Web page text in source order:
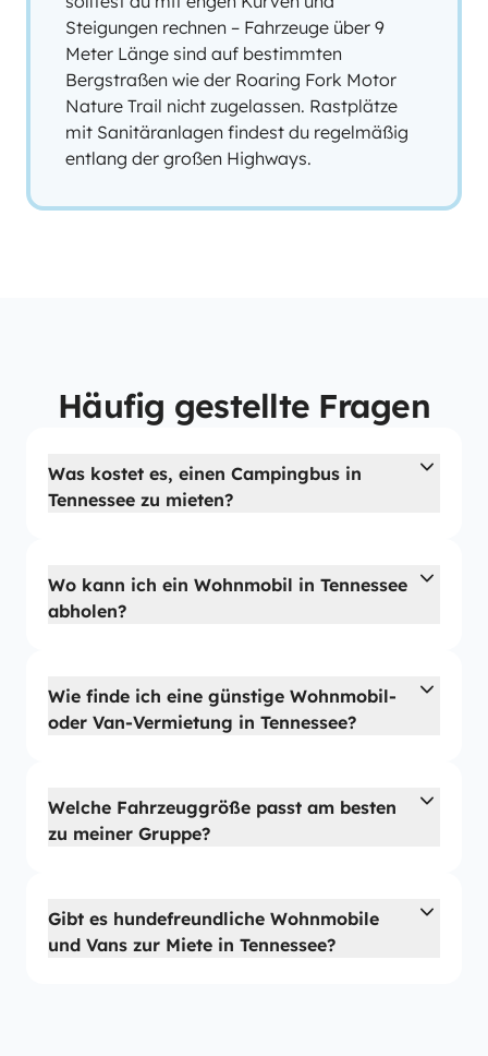
Steigungen rechnen – Fahrzeuge über 9
Meter Länge sind auf bestimmten
Bergstraßen wie der Roaring Fork Motor
Nature Trail nicht zugelassen. Rastplätze
mit Sanitäranlagen findest du regelmäßig
entlang der großen Highways.
Häufig gestellte Fragen
Was kostet es, einen Campingbus in
Tennessee zu mieten?
Wo kann ich ein Wohnmobil in Tennessee
abholen?
Wie finde ich eine günstige Wohnmobil-
oder Van-Vermietung in Tennessee?
Welche Fahrzeuggröße passt am besten
zu meiner Gruppe?
Gibt es hundefreundliche Wohnmobile
und Vans zur Miete in Tennessee?